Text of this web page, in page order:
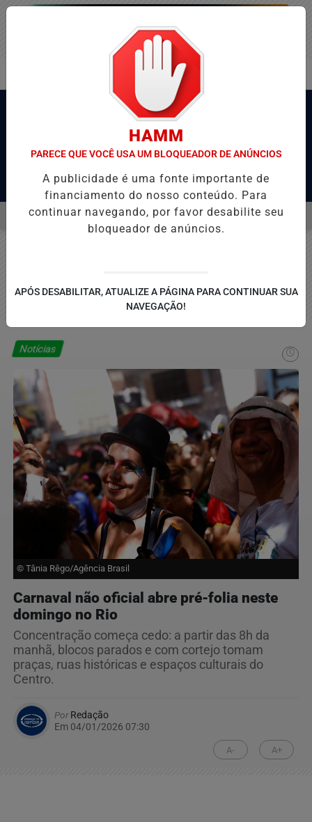
Pesquisar Notícia
EMPATA COM O JUVENTUDE E DEIXA VAGA NAS QUARTAS DA
MENU
Notícias
© Tânia Rêgo/Agência Brasil
Carnaval não oficial abre pré-folia neste
domingo no Rio
Concentração começa cedo: a partir das 8h da
manhã, blocos parados e com cortejo tomam
praças, ruas históricas e espaços culturais do
Centro.
PorRedação
Em 04/01/2026 07:30
A- A+
HAMM
PARECE QUE VOCÊ USA UM BLOQUEADOR DE ANÚNCIOS
A publicidade é uma fonte importante de
financiamento do nosso conteúdo. Para
continuar navegando, por favor desabilite seu
bloqueador de anúncios.
APÓS DESABILITAR, ATUALIZE A PÁGINA PARA CONTINUAR SUA
NAVEGAÇÃO!